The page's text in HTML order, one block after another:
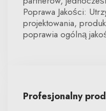
Poprawa Jakości:
projektowania,
poprawia ogólną
Profesjonalny